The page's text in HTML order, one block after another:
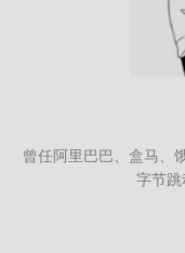
曾任阿里巴巴、盒马、
字节跳